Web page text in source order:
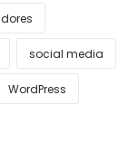
social media
WordPress